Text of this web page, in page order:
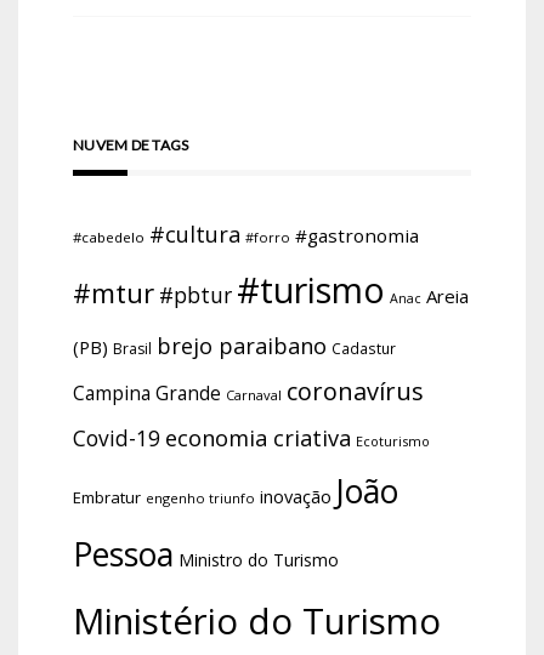
NUVEM DE TAGS
#cabedelo #cultura #forro #gastronomia
#mtur #pbtur #turismo Anac Areia
(PB) Brasil brejo paraibano Cadastur
Campina Grande Carnaval coronavírus
Covid-19 economia criativa Ecoturismo
Embratur engenho triunfo inovação João
Pessoa Ministro do Turismo
Ministério do Turismo